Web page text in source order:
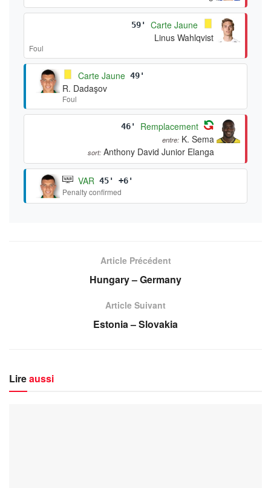
59'
Carte Jaune
Linus Wahlqvist
Foul
Carte Jaune 49'
R. Dadaşov
Foul
46' Remplacement
entre: K. Sema
sort: Anthony David Junior Elanga
VAR 45' +6'
Penalty confirmed
Article Précédent
Hungary – Germany
Article Suivant
Estonia – Slovakia
Lireaussi